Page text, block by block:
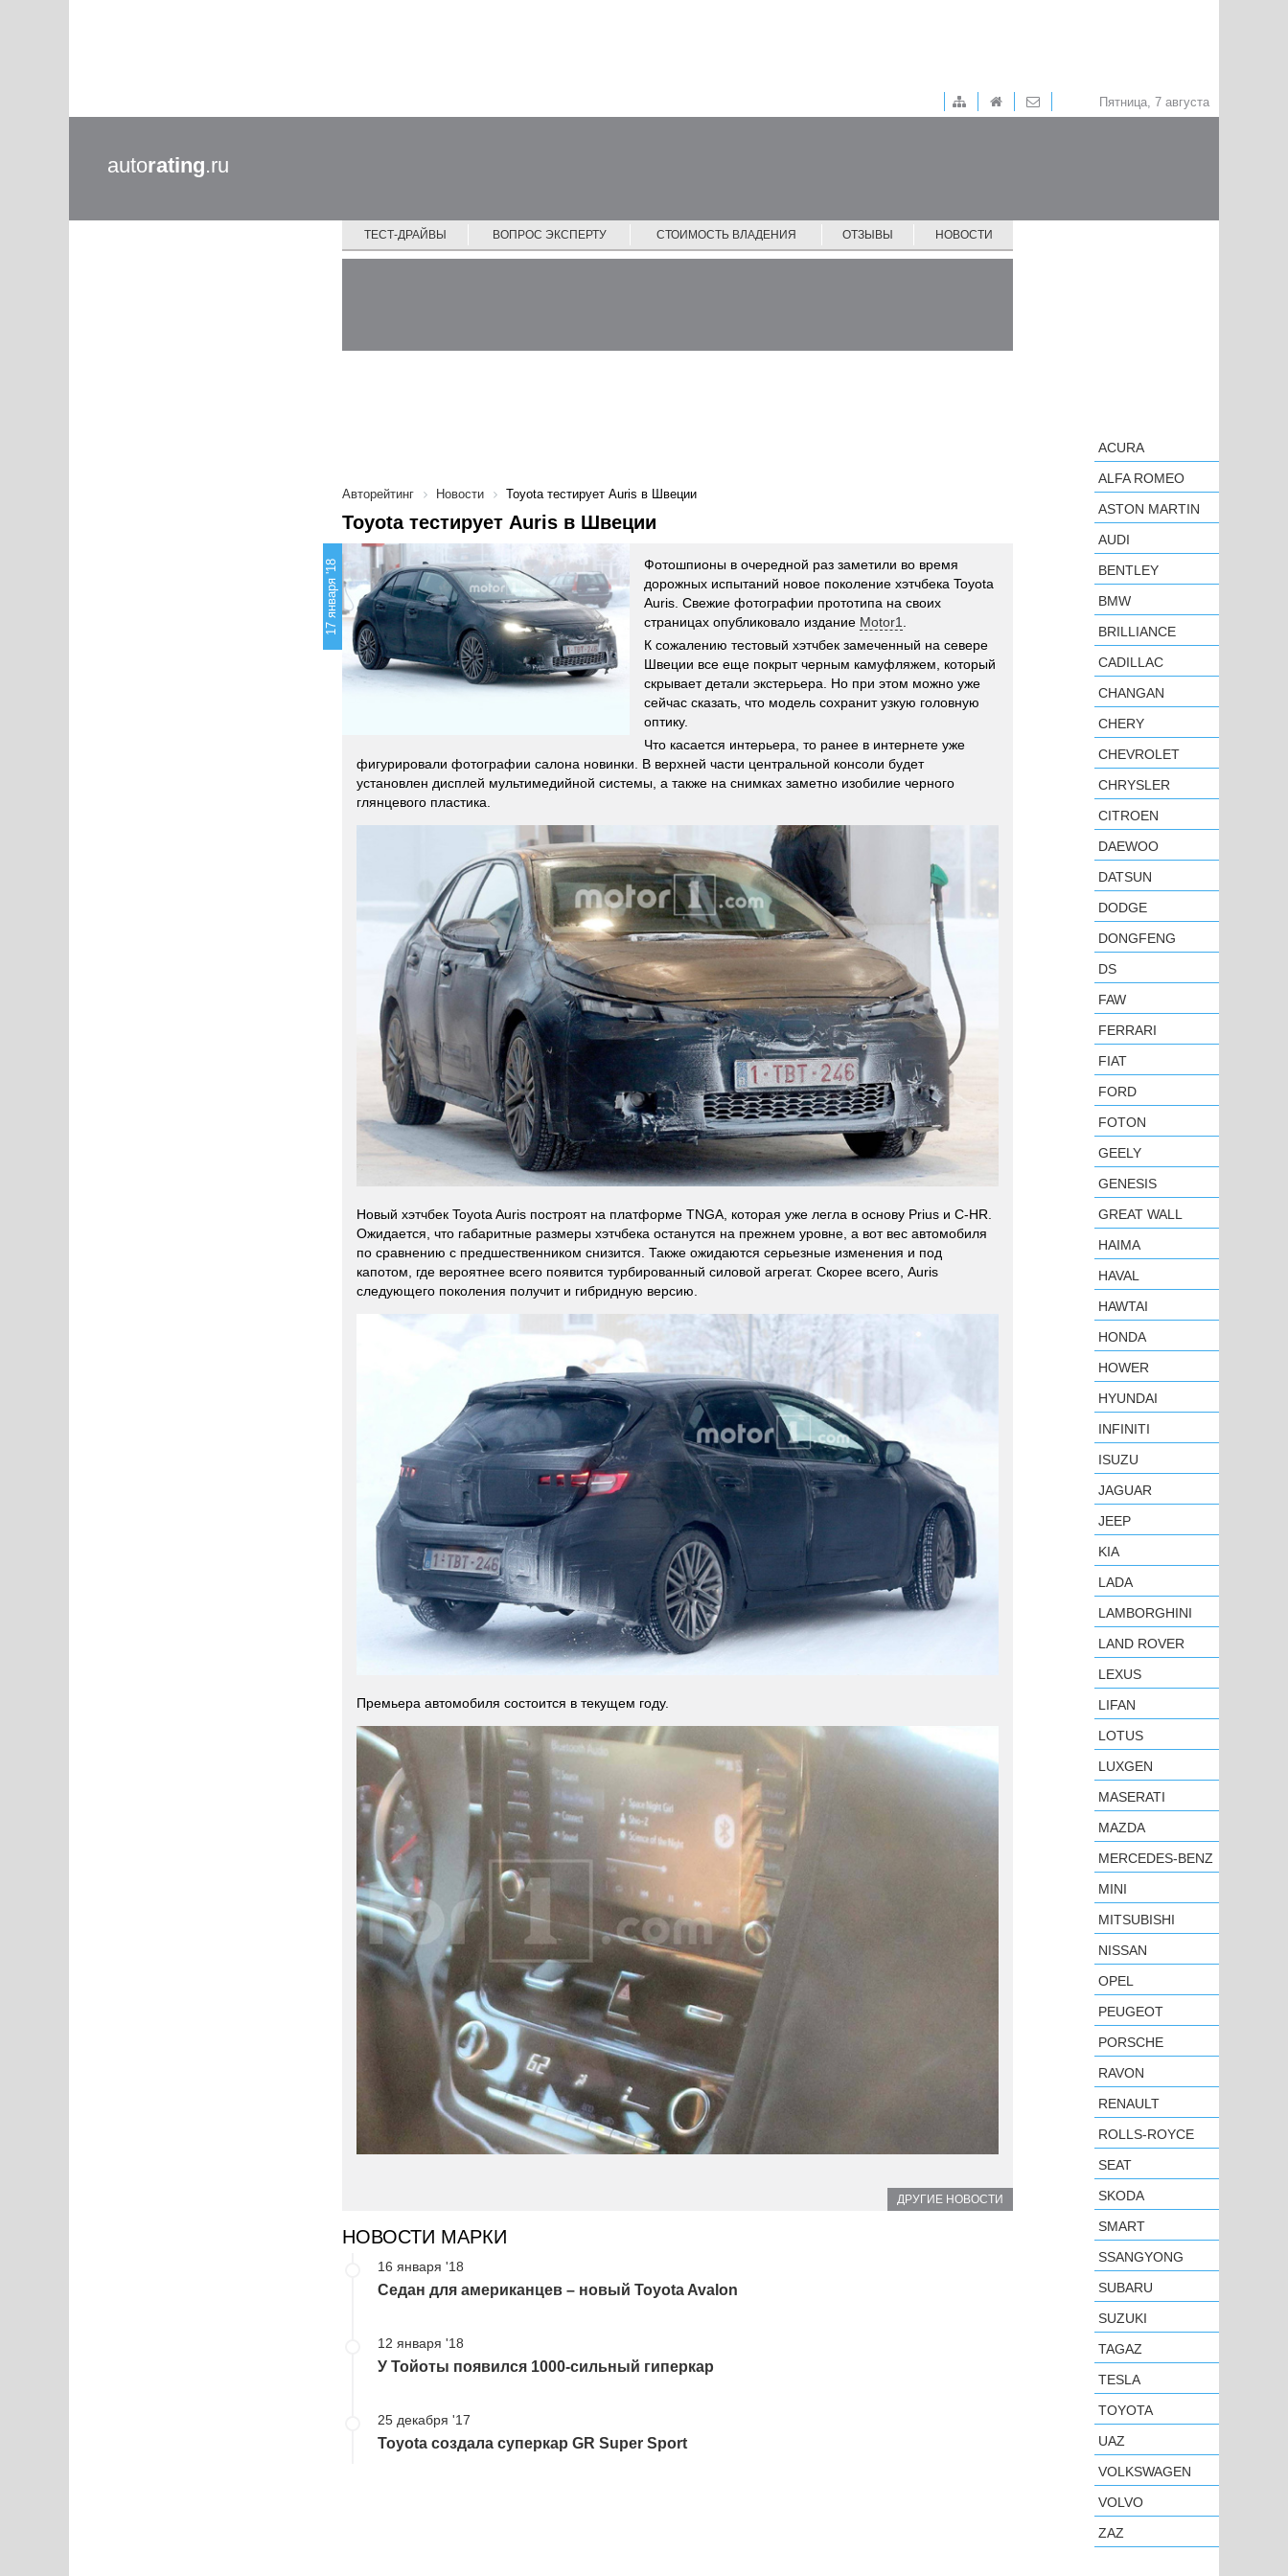
Пятница, 7 августа
autorating.ru
ТЕСТ-ДРАЙВЫ ВОПРОС ЭКСПЕРТУ СТОИМОСТЬ ВЛАДЕНИЯ ОТЗЫВЫ НОВОСТИ
Авторейтинг Новости Toyota тестирует Auris в Швеции
Toyota тестирует Auris в Швеции
17 января '18
Фотошпионы в очередной раз заметили во время
дорожных испытаний новое поколение хэтчбека Toyota
Auris. Свежие фотографии прототипа на своих
страницах опубликовало издание Motor1
К сожалению тестовый хэтчбек замеченный на севере
Швеции все еще покрыт черным камуфляжем, который
скрывает детали экстерьера. Но при этом можно уже
сейчас сказать, что модель сохранит узкую головную
оптику.
Что касается интерьера, то ранее в интернете уже
фигурировали фотографии салона новинки. В верхней части центральной консоли будет
установлен дисплей мультимедийной системы, а также на снимках заметно изобилие черного
глянцевого пластика.
Новый хэтчбек Toyota Auris построят на платформе TNGA, которая уже легла в основу Prius и C-HR.
Ожидается, что габаритные размеры хэтчбека останутся на прежнем уровне, а вот вес автомобиля
по сравнению с предшественником снизится. Также ожидаются серьезные изменения и под
капотом, где вероятнее всего появится турбированный силовой агрегат. Скорее всего, Auris
следующего поколения получит и гибридную версию.
Премьера автомобиля состоится в текущем году.
ДРУГИЕ НОВОСТИ
НОВОСТИ МАРКИ
16 января '18
Седан для американцев – новый Toyota Avalon
12 января '18
У Тойоты появился 1000-сильный гиперкар
25 декабря '17
Toyota создала суперкар GR Super Sport
ACURA
ALFA ROMEO
ASTON MARTIN
AUDI
BENTLEY
BMW
BRILLIANCE
CADILLAC
CHANGAN
CHERY
CHEVROLET
CHRYSLER
CITROEN
DAEWOO
DATSUN
DODGE
DONGFENG
DS
FAW
FERRARI
FIAT
FORD
FOTON
GEELY
GENESIS
GREAT WALL
HAIMA
HAVAL
HAWTAI
HONDA
HOWER
HYUNDAI
INFINITI
ISUZU
JAGUAR
JEEP
KIA
LADA
LAMBORGHINI
LAND ROVER
LEXUS
LIFAN
LOTUS
LUXGEN
MASERATI
MAZDA
MERCEDES-BENZ
MINI
MITSUBISHI
NISSAN
OPEL
PEUGEOT
PORSCHE
RAVON
RENAULT
ROLLS-ROYCE
SEAT
SKODA
SMART
SSANGYONG
SUBARU
SUZUKI
TAGAZ
TESLA
TOYOTA
UAZ
VOLKSWAGEN
VOLVO
ZAZ